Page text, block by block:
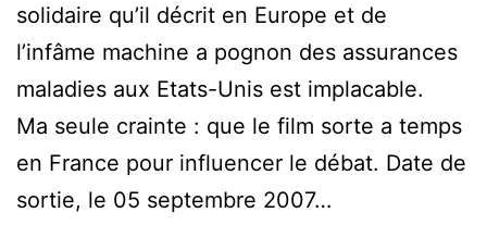
solidaire qu’il décrit en Europe et de
l’infâme machine a pognon des assurances
maladies aux Etats-Unis est implacable.
Ma seule crainte : que le film sorte a temps
en France pour influencer le débat. Date de
sortie, le 05 septembre 2007…